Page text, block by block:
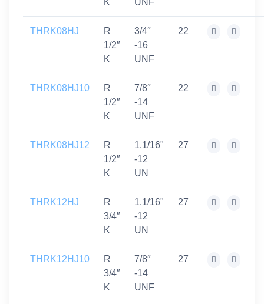
K UNF
THRK08HJ
R
1/2″
K
3/4″
-16
UNF
22
THRK08HJ10
R
1/2″
K
7/8″
-14
UNF
22
THRK08HJ12
R
1/2″
K
1.1/16"
-12
UN
27
THRK12HJ
R
3/4″
K
1.1/16"
-12
UN
27
THRK12HJ10
R
3/4″
K
7/8″
-14
UNF
27